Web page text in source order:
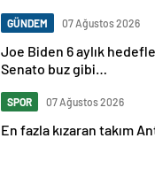
GÜNDEM 07 Ağustos 2026
Joe Biden 6 aylık
Senato buz gibi…
SPOR 07 Ağustos 2026
En fazla kızaran takım